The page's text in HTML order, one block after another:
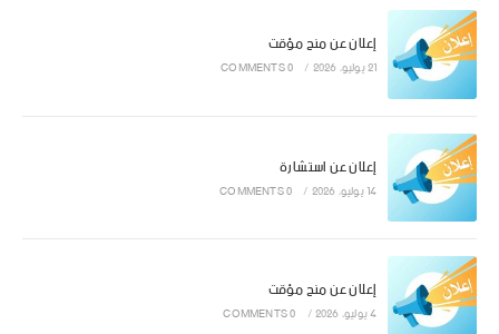
إعلان عن منح مؤقت
21 يوليو، 2026 /
0 COMMENTS
إعلان عن استشارة
14 يوليو، 2026 /
0 COMMENTS
إعلان عن منح مؤقت
4 يوليو، 2026 /
0 COMMENTS